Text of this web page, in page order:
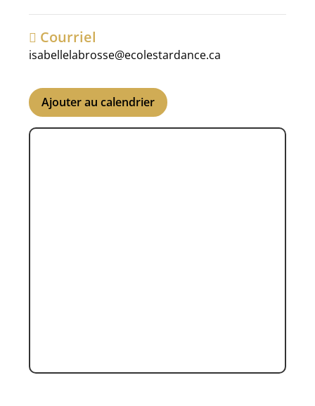
Courriel
isabellelabrosse@ecolestardance.ca
Ajouter au calendrier